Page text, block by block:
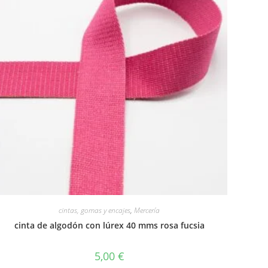
cintas, gomas y encajes,Mercería
cinta de algodón con lúrex 40 mms rosa fucsia
5,00 €